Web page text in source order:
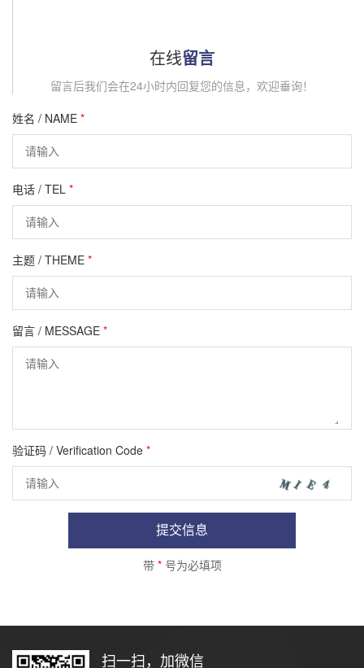
在线留言
留言后我们会在24小时内回复您的信息，欢迎垂询！
姓名 / NAME *
电话 / TEL *
主题 / THEME *
留言 / MESSAGE *
验证码 / Verification Code *
提交信息
带 *号为必填项
扫一扫，加微信